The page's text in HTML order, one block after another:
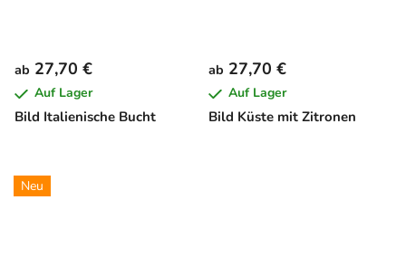
Bild Italienische Bucht
ab 27,70 €
Auf Lager
Bild Küste mit Zitronen
ab 27,70 €
Auf Lager
Neu